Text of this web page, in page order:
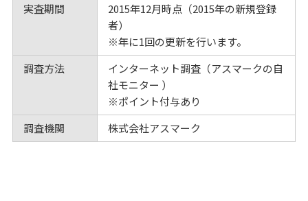
実査期間
2015年12月時点（2015年の新規登録
者）
※年に1回の更新を行います。
調査方法
インターネット調査（アスマークの自
社モニター ）
※ポイント付与あり
調査機関
株式会社アスマーク